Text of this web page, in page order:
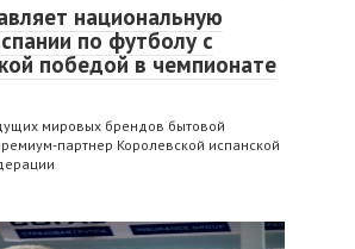
национальную
по футболу с
победой в чемпионате
мировых брендов бытовой
партнер Королевской испанской